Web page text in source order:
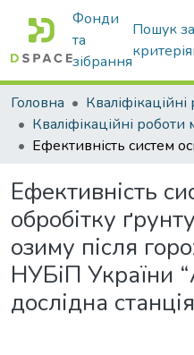
Фонди
та
зібрання
Пошук за
Головна
Ефективність
обробітку
озиму після
НУБіП України
дослідна